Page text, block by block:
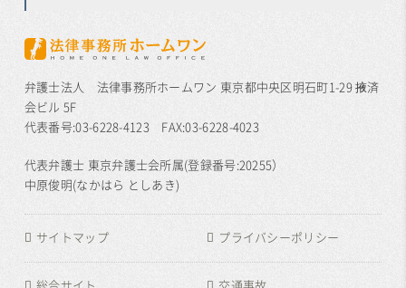
弁護士法人 法律事務所ホームワン 東京都中央区明石町1-29 掖済
会ビル 5F
代表番号:03-6228-4123 FAX:03-6228-4023
代表弁護士 東京弁護士会所属(登録番号:20255）
中原俊明(なかはら としあき)
サイトマップ プライバシーポリシー
総合サイト 交通事故